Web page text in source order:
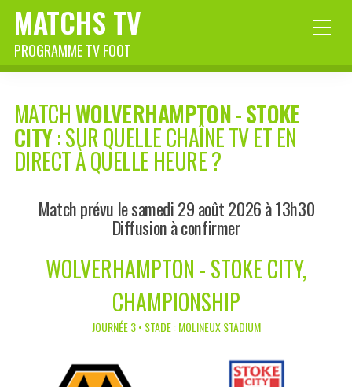
MATCHS TV
PROGRAMME TV FOOT
MATCHWOLVERHAMPTON-STOKE
CITY: SUR QUELLE CHAÎNE TV ET EN
DIRECT À QUELLE HEURE ?
Match prévu le samedi 29 août 2026 à 13h30
Diffusion à confirmer
WOLVERHAMPTON - STOKE CITY,
CHAMPIONSHIP
JOURNÉE 3 • STADE : MOLINEUX STADIUM